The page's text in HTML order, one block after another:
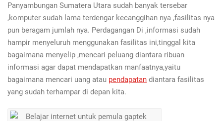
Panyambungan Sumatera Utara sudah banyak tersebar
,komputer sudah lama terdengar kecanggihan nya ,fasilitas nya
pun beragam jumlah nya. Perdagangan Di ,informasi sudah
hampir menyeluruh menggunakan fasilitas ini,tinggal kita
bagaimana menyelip ,mencari peluang diantara ribuan
informasi agar dapat mendapatkan manfaatnya,yaitu
bagaimana mencari uang atau pendapatan diantara fasilitas
yang sudah terhampar di depan kita.